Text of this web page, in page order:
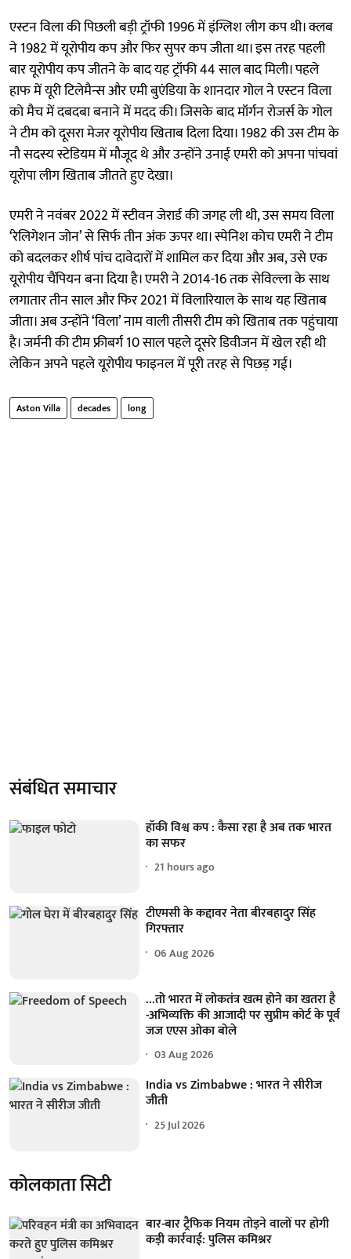
एस्टन विला की पिछली बड़ी ट्रॉफी 1996 में इंग्लिश लीग कप थी। क्लब
ने 1982 में यूरोपीय कप और फिर सुपर कप जीता था। इस तरह पहली
बार यूरोपीय कप जीतने के बाद यह ट्रॉफी 44 साल बाद मिली। पहले
हाफ में यूरी टिलेमैन्स और एमी बुएंडिया के शानदार गोल ने एस्टन विला
को मैच में दबदबा बनाने में मदद की। जिसके बाद मॉर्गन रोजर्स के गोल
ने टीम को दूसरा मेजर यूरोपीय खिताब दिला दिया। 1982 की उस टीम के
नौ सदस्य स्टेडियम में मौजूद थे और उन्होंने उनाई एमरी को अपना पांचवां
यूरोपा लीग खिताब जीतते हुए देखा।
एमरी ने नवंबर 2022 में स्टीवन जेरार्ड की जगह ली थी, उस समय विला
‘रेलिगेशन जोन’ से सिर्फ तीन अंक ऊपर था। स्पेनिश कोच एमरी ने टीम
को बदलकर शीर्ष पांच दावेदारों में शामिल कर दिया और अब, उसे एक
यूरोपीय चैंपियन बना दिया है। एमरी ने 2014-16 तक सेविल्ला के साथ
लगातार तीन साल और फिर 2021 में विलारियाल के साथ यह खिताब
जीता। अब उन्होंने ‘विला’ नाम वाली तीसरी टीम को खिताब तक पहुंचाया
है। जर्मनी की टीम फ्रीबर्ग 10 साल पहले दूसरे डिवीजन में खेल रही थी
लेकिन अपने पहले यूरोपीय फाइनल में पूरी तरह से पिछड़ गई।
Aston Villa decades long
संबंधित समाचार
हॉकी विश्व कप : कैसा रहा है अब तक भारत
का सफर
21 hours ago
टीएमसी के कद्दावर नेता बीरबहादुर सिंह
गिरफ्तार
06 Aug 2026
...तो भारत में लोकतंत्र खत्म होने का खतरा है
-अभिव्यक्ति की आजादी पर सुप्रीम कोर्ट के पूर्व
जज एएस ओका बोले
03 Aug 2026
India vs Zimbabwe : भारत ने सीरीज
जीती
25 Jul 2026
कोलकाता सिटी
बार-बार ट्रैफिक नियम तोड़ने वालों पर होगी
कड़ी कार्रवाई: पुलिस कमिश्नर